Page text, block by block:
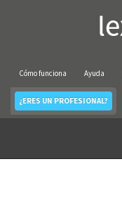
Cómo funciona Ayuda
¿ERES UN PROFESIONAL?